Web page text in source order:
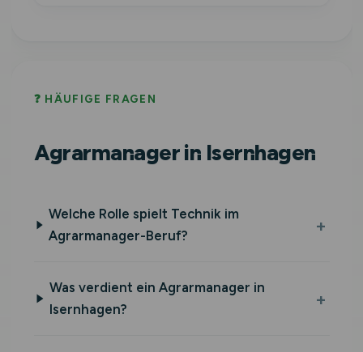
❓ HÄUFIGE FRAGEN
Agrarmanager in Isernhagen
Welche Rolle spielt Technik im
Agrarmanager-Beruf?
Was verdient ein Agrarmanager in
Isernhagen?